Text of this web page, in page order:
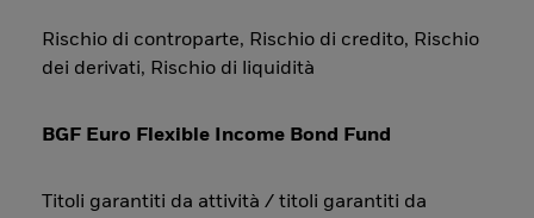
Rischio di controparte, Rischio di credito, Rischio
dei derivati, Rischio di liquidità
BGF Euro Flexible Income Bond Fund
Titoli garantiti da attività / titoli garantiti da